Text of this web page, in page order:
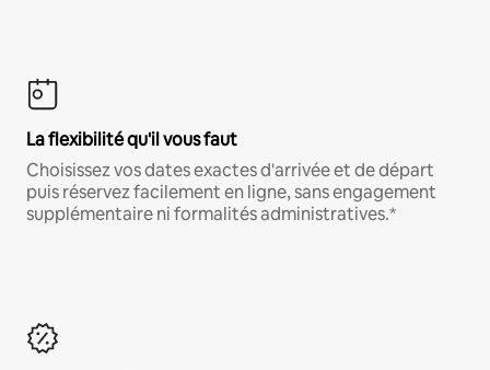
La flexibilité qu'il vous faut
Choisissez vos dates exactes d'arrivée et de départ
puis réservez facilement en ligne, sans engagement
supplémentaire ni formalités administratives.*